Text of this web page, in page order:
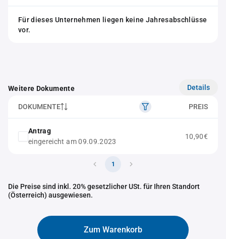
Für dieses Unternehmen liegen keine Jahresabschlüsse
vor.
Weitere Dokumente Details
DOKUMENTE PREIS
Antrag
eingereicht am 09.09.2023
10,90€
1
Die Preise sind inkl. 20% gesetzlicher USt. für Ihren Standort
(Österreich) ausgewiesen.
Zum Warenkorb